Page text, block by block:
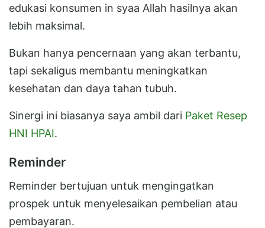
edukasi konsumen in syaa Allah hasilnya akan
lebih maksimal.
Bukan hanya pencernaan yang akan terbantu,
tapi sekaligus membantu meningkatkan
kesehatan dan daya tahan tubuh.
Sinergi ini biasanya saya ambil dari Paket Resep
HNI HPAI.
Reminder
Reminder bertujuan untuk mengingatkan
prospek untuk menyelesaikan pembelian atau
pembayaran.